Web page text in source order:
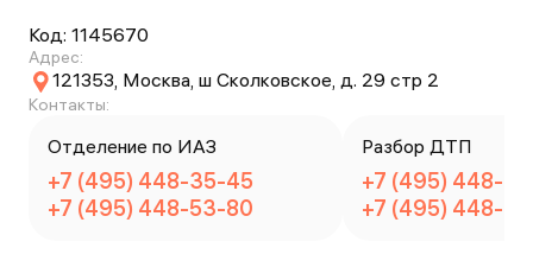
Код: 1145670
Адрес:
121353, Москва, ш Сколковское, д. 29 стр 2
Контакты:
Отделение по ИАЗ
+7 (495) 448-35-45
+7 (495) 448-53-80
Разбор ДТП
+7 (495) 448-
+7 (495) 448-